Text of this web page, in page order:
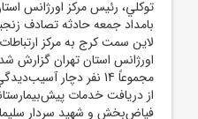
بامداد جمعه حادثه تصادف
لاين سمت کرج به مرکز
اورژانس استان تهران گزارش
از دريافت خدمات
فياض‌بخش و شهيد سردار